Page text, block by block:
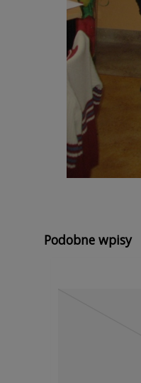
Podobne wpisy